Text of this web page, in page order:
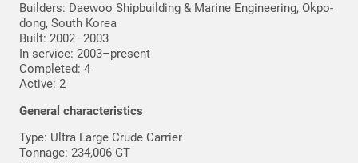
Builders: Daewoo Shipbuilding & Marine Engineering, Okpo-
dong, South Korea
Built: 2002–2003
In service: 2003–present
Completed: 4
Active: 2
General characteristics
Type: Ultra Large Crude Carrier
Tonnage: 234,006 GT